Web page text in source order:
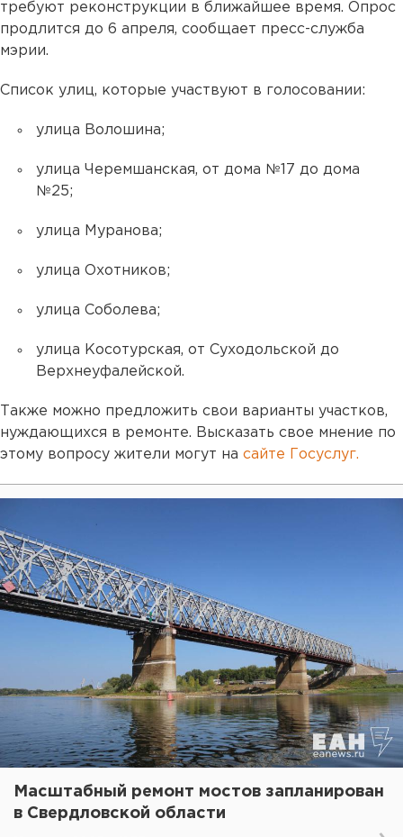
требуют реконструкции в ближайшее время. Опрос
продлится до 6 апреля, сообщает пресс-служба
мэрии.
Список улиц, которые участвуют в голосовании:
улица Волошина;
улица Черемшанская, от дома №17 до дома
№25;
улица Муранова;
улица Охотников;
улица Соболева;
улица Косотурская, от Суходольской до
Верхнеуфалейской.
Также можно предложить свои варианты участков,
нуждающихся в ремонте. Высказать свое мнение по
этому вопросу жители могут на сайте Госуслуг.
Масштабный ремонт мостов запланирован
в Свердловской области